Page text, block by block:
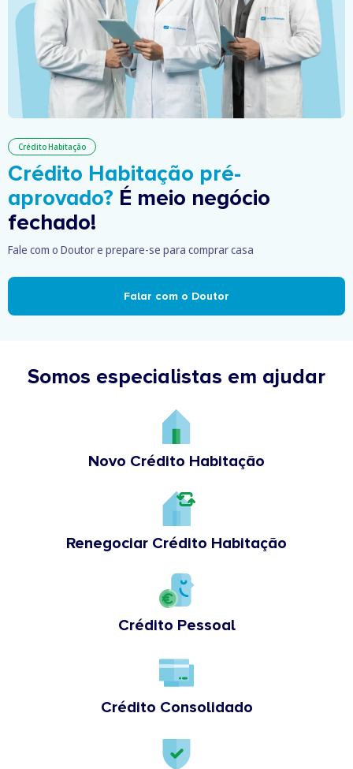
Crédito Habitação
Crédito Habitação pré-
aprovado? É meio negócio
fechado!
Fale com o Doutor e prepare-se para comprar casa
Falar com o Doutor
Somos especialistas em ajudar
Novo Crédito Habitação
Renegociar Crédito Habitação
Crédito Pessoal
Crédito Consolidado